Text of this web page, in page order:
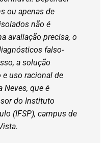
ou apenas de
não é
avaliação precisa, o
falso-
a solução
e uso racional de
Neves, que é
do Instituto
(IFSP), campus de